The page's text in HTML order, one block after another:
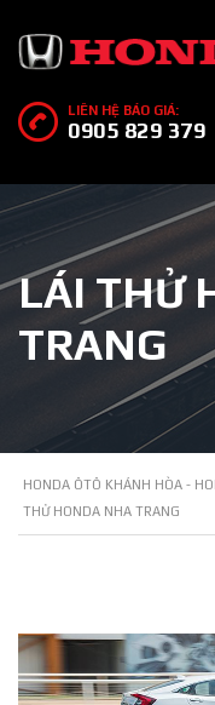
LIÊN HỆ BÁO GIÁ:
0905 829 379
LÁI THỬ
TRANG
HONDA ÔTÔ KHÁNH HÒA -
THỬ HONDA NHA TRANG